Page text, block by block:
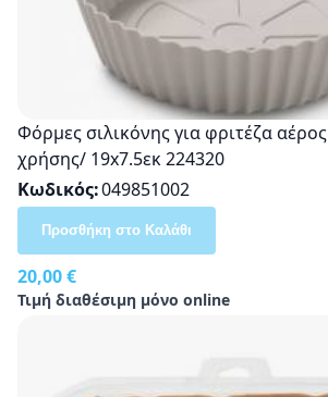
Φόρμες σιλικόνης για φριτέζα αέρος ΙΖΖΥ/ Γενικής
χρήσης/ 19x7.5εκ 224320
Κωδικός 049851002
20,00 €
Τιμή διαθέσιμη μόνο online
Προσθήκη στο Καλάθι